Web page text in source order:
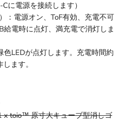
に電源を接続します）
：電源オン、ToF有効、充電不可
給電時に点灯、満充電で消灯しま
色LEDが点灯します。充電時間約
ます。
x toio™ 原寸大キューブ型消しゴ